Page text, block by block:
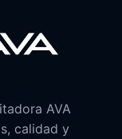
AVA
calidad y